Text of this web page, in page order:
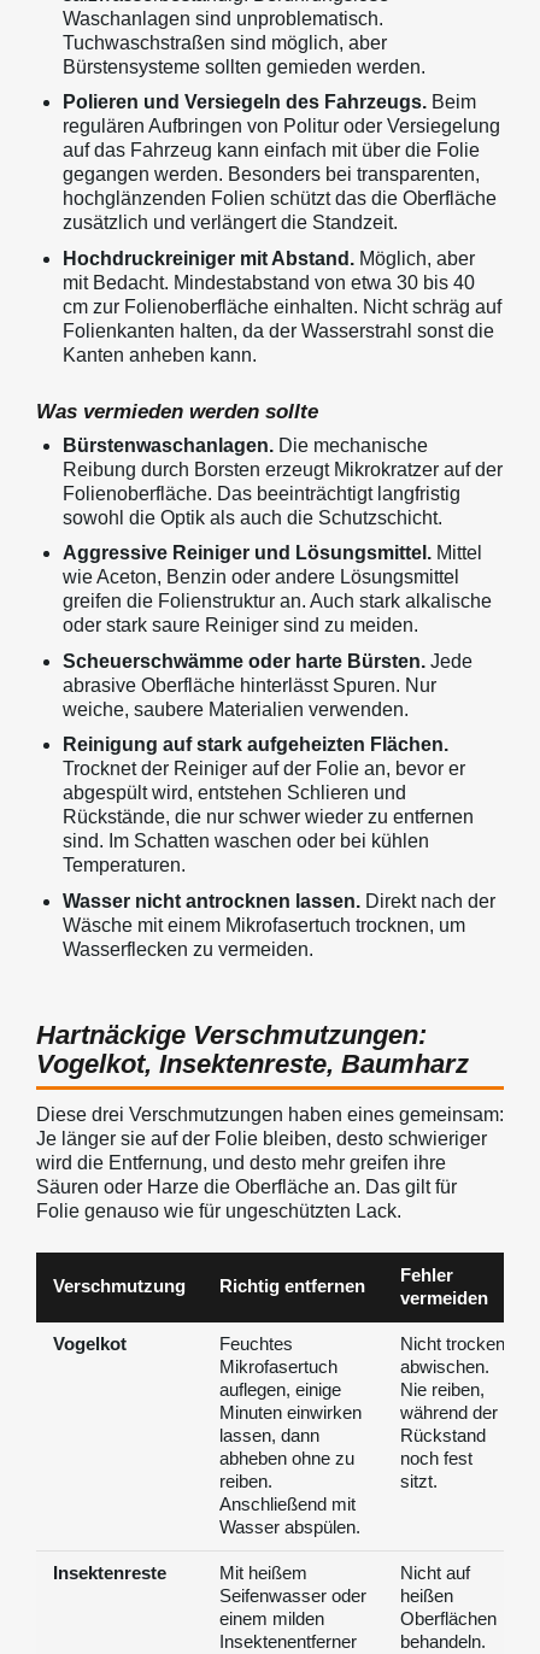
Waschanlagen sind unproblematisch.
Tuchwaschstraßen sind möglich, aber
Bürstensysteme sollten gemieden werden.
Polieren und Versiegeln des Fahrzeugs. Beim
regulären Aufbringen von Politur oder Versiegelung
auf das Fahrzeug kann einfach mit über die Folie
gegangen werden. Besonders bei transparenten,
hochglänzenden Folien schützt das die Oberfläche
zusätzlich und verlängert die Standzeit.
Hochdruckreiniger mit Abstand. Möglich, aber
mit Bedacht. Mindestabstand von etwa 30 bis 40
cm zur Folienoberfläche einhalten. Nicht schräg auf
Folienkanten halten, da der Wasserstrahl sonst die
Kanten anheben kann.
Was vermieden werden sollte
Bürstenwaschanlagen. Die mechanische
Reibung durch Borsten erzeugt Mikrokratzer auf der
Folienoberfläche. Das beeinträchtigt langfristig
sowohl die Optik als auch die Schutzschicht.
Aggressive Reiniger und Lösungsmittel. Mittel
wie Aceton, Benzin oder andere Lösungsmittel
greifen die Folienstruktur an. Auch stark alkalische
oder stark saure Reiniger sind zu meiden.
Scheuerschwämme oder harte Bürsten. Jede
abrasive Oberfläche hinterlässt Spuren. Nur
weiche, saubere Materialien verwenden.
Reinigung auf stark aufgeheizten Flächen.
Trocknet der Reiniger auf der Folie an, bevor er
abgespült wird, entstehen Schlieren und
Rückstände, die nur schwer wieder zu entfernen
sind. Im Schatten waschen oder bei kühlen
Temperaturen.
Wasser nicht antrocknen lassen. Direkt nach der
Wäsche mit einem Mikrofasertuch trocknen, um
Wasserflecken zu vermeiden.
Hartnäckige Verschmutzungen:
Vogelkot, Insektenreste, Baumharz
Diese drei Verschmutzungen haben eines gemeinsam:
Je länger sie auf der Folie bleiben, desto schwieriger
wird die Entfernung, und desto mehr greifen ihre
Säuren oder Harze die Oberfläche an. Das gilt für
Folie genauso wie für ungeschützten Lack.
Verschmutzung Richtig entfernen
Fehler
vermeiden
Vogelkot
Feuchtes
Mikrofasertuch
auflegen, einige
Minuten einwirken
lassen, dann
abheben ohne zu
reiben.
Anschließend mit
Wasser abspülen.
Nicht trocken
abwischen.
Nie reiben,
während der
Rückstand
noch fest
sitzt.
Insektenreste
Mit heißem
Seifenwasser oder
einem milden
Insektenentferner
Nicht auf
heißen
Oberflächen
behandeln.